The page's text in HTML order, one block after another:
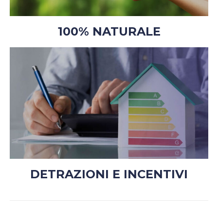
100% NATURALE
DETRAZIONI E INCENTIVI